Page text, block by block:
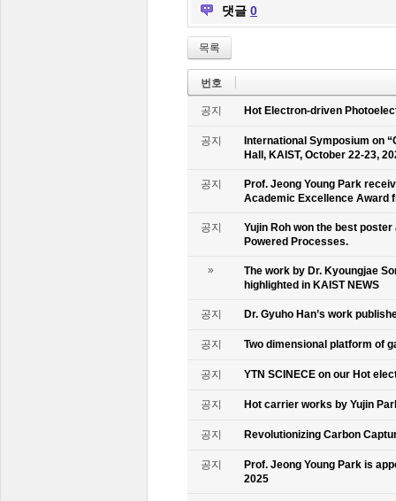
댓글 0
목록
번호
공지 Hot Electron-driven
공지
International Symposium on
Hall, KAIST, October 22-23,
공지
Prof. Jeong Young Park
Academic Excellence Award
공지
Yujin Roh won the best
Powered Processes.
»
The work by Dr. Kyoungjae
highlighted in KAIST NEWS
공지 Dr. Gyuho Han’s work
공지 Two dimensional platform of
공지 YTN SCINECE on our Hot
공지 Hot carrier works by Yujin
공지 Revolutionizing Carbon
공지
Prof. Jeong Young Park is
2025